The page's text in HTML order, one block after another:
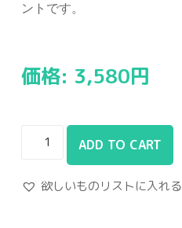
ントです。
価格: 3,580円
ADD TO CART
欲しいものリストに入れる